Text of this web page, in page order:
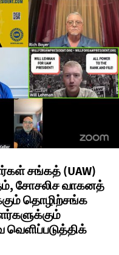
சங்கத் (UAW)
சோசலிச வாகனத்
தொழிற்சங்க